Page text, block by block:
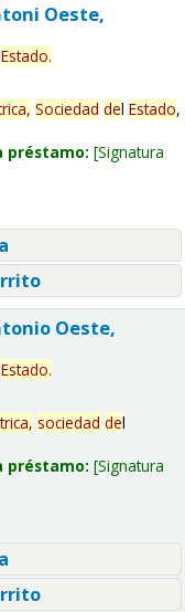
Oeste,
Estado.
Sociedad del Estado,
préstamo: Signatura
Oeste,
Estado.
sociedad del
préstamo: Signatura